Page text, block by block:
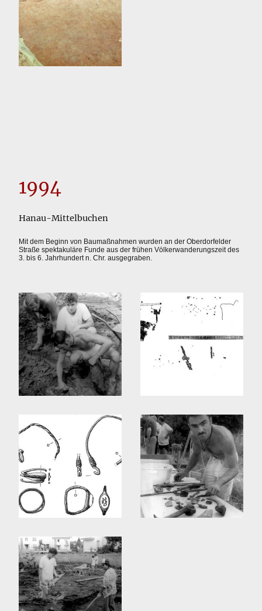
1994
Hanau-Mittelbuchen
Mit dem Beginn von Baumaßnahmen wurden an der Oberdorfelder
Straße spektakuläre Funde aus der frühen Völkerwanderungszeit des
3. bis 6. Jahrhundert n. Chr. ausgegraben.